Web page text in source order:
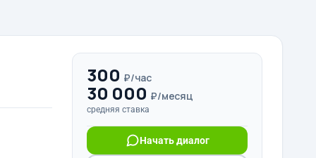
300 ₽/час
30 000 ₽/месяц
средняя ставка
Начать диалог